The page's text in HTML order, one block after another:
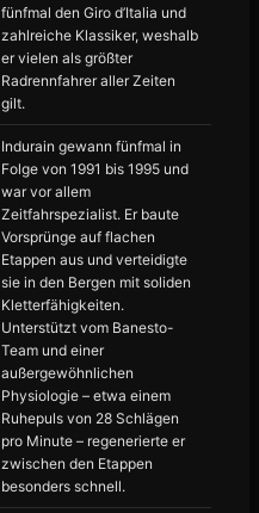
fünfmal den Giro d’Italia und
zahlreiche Klassiker, weshalb
er vielen als größter
Radrennfahrer aller Zeiten
gilt.
Indurain gewann fünfmal in
Folge von 1991 bis 1995 und
war vor allem
Zeitfahrspezialist. Er baute
Vorsprünge auf flachen
Etappen aus und verteidigte
sie in den Bergen mit soliden
Kletterfähigkeiten.
Unterstützt vom Banesto-
Team und einer
außergewöhnlichen
Physiologie – etwa einem
Ruhepuls von 28 Schlägen
pro Minute – regenerierte er
zwischen den Etappen
besonders schnell.